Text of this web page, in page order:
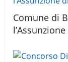
Comune di